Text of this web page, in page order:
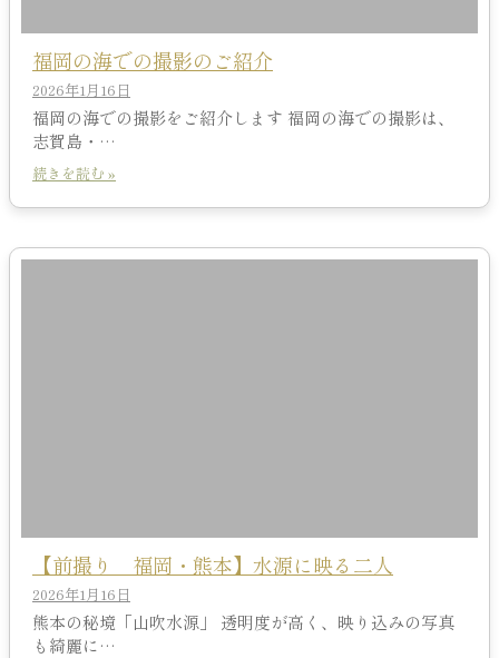
福岡の海での撮影のご紹介
2026年1月16日
福岡の海での撮影をご紹介します 福岡の海での撮影は、
志賀島・…
続きを読む »
【前撮り 福岡・熊本】水源に映る二人
2026年1月16日
熊本の秘境「山吹水源」 透明度が高く、映り込みの写真
も綺麗に…